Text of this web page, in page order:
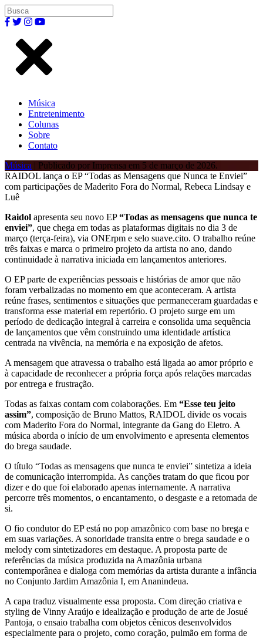
Música
Entretenimento
Colunas
Sobre
Contato
Música | Publicado por Imprensa em 5 de março de 2026.
RAIDOL lança o EP “Todas as Mensagens que Nunca te Enviei”
com participações de Maderito Fora do Normal, Rebeca Lindsay e
Luê
Raidol apresenta seu novo EP“Todas as mensagens que nunca te
enviei”, que chega em todas as plataformas digitais no dia 3 de
março (terça-feira), via ONErpm e selo suave.cito. O trabalho reúne
três faixas e marca o primeiro projeto da artista no ano, dando
continuidade à narrativa iniciada em lançamentos anteriores.
O EP parte de experiências pessoais e histórias de amor que não
foram verbalizadas no momento em que aconteceram. A artista
reúne frases, sentimentos e situações que permaneceram guardadas e
transforma esse material em repertório. O projeto surge em um
período de dedicação integral à carreira e consolida uma sequência
de lançamentos que vêm construindo uma identidade artística
centrada na vivência, na memória e na exposição de afetos.
A mensagem que atravessa o trabalho está ligada ao amor próprio e
à capacidade de reconhecer a própria força após relações marcadas
por entrega e frustração.
Todas as faixas contam com colaborações. Em “Esse teu jeito
assim”, composição de Bruno Mattos, RAIDOL divide os vocais
com Maderito Fora do Normal, integrante da Gang do Eletro. A
música aborda o início de um envolvimento e apresenta elementos
do brega saudade.
O título “Todas as mensagens que nunca te enviei” sintetiza a ideia
de comunicação interrompida. As canções tratam do que ficou por
dizer e do que foi elaborado apenas internamente. A narrativa
percorre três momentos, o encantamento, o desgaste e a retomada de
si.
O fio condutor do EP está no pop amazônico com base no brega e
em suas variações. A sonoridade transita entre o brega saudade e o
melody com sintetizadores em destaque. A proposta parte de
referências da música produzida na Amazônia urbana
contemporânea e dialoga com memórias da artista durante a infância
no Conjunto Jardim Amazônia I, em Ananindeua.
A capa traduz visualmente essa proposta. Com direção criativa e
styling de Vinny Araújo e idealização e produção de arte de Josué
Pantoja, o ensaio trabalha com objetos cênicos desenvolvidos
especialmente para o projeto, como coração, pulmão em forma de